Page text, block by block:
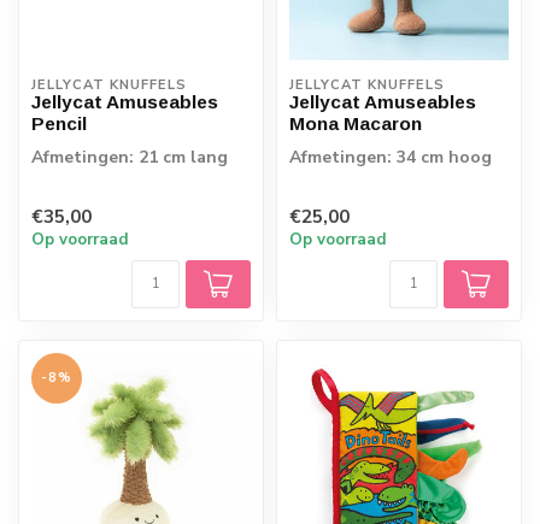
JELLYCAT KNUFFELS
Jellycat Amuseables
Pencil
Afmetingen: 21 cm lang
€35,00
Op voorraad
JELLYCAT KNUFFELS
Jellycat Amuseables
Mona Macaron
Afmetingen: 34 cm hoog
€25,00
Op voorraad
-8%